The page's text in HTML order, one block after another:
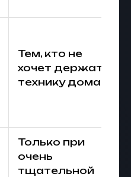
Тем, кто не
хочет держать
технику дома
Только при
очень
тщательной